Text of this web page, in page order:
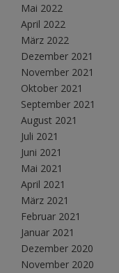
Mai 2022
April 2022
März 2022
Dezember 2021
November 2021
Oktober 2021
September 2021
August 2021
Juli 2021
Juni 2021
Mai 2021
April 2021
März 2021
Februar 2021
Januar 2021
Dezember 2020
November 2020